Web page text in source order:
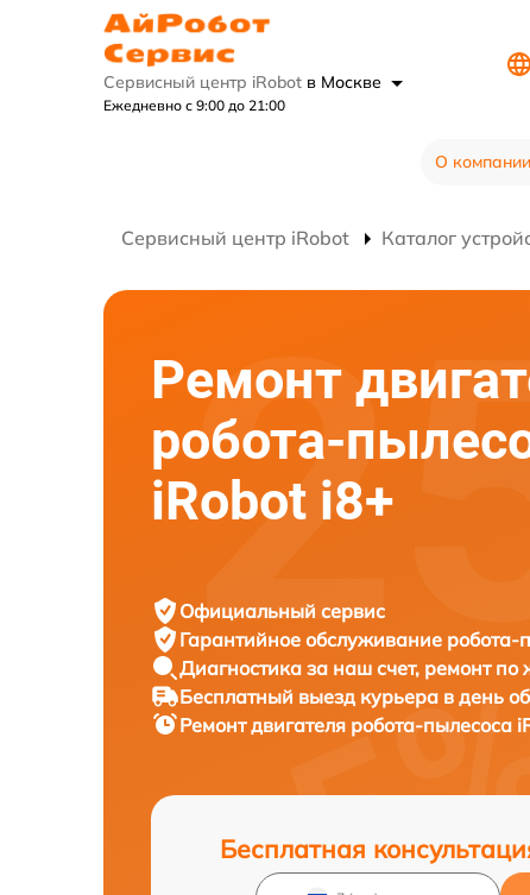
Сервисный центр iRobot в Москве
Ежедневно с 9:00 до 21:00
О компании
Сервисный центр iRobot Каталог
Ремонт
робота-
iRobot i8+
Официальный сервис
Гарантийное обслуживание робота-
Диагностика за наш счет, ремонт по
Бесплатный выезд курьера в день
Ремонт двигателя робота-пылесоса
Бесплатная